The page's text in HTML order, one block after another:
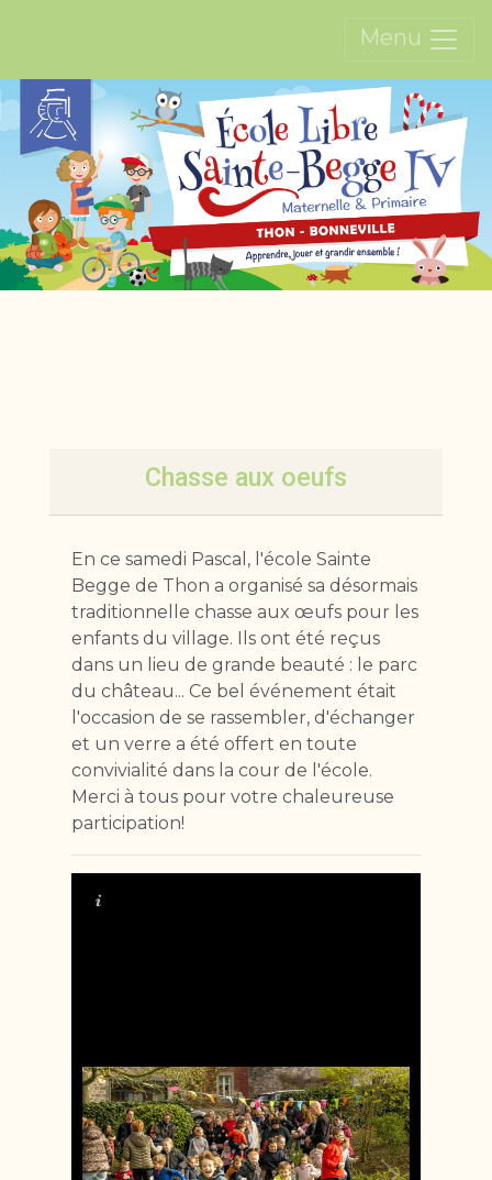
Menu
Chasse aux oeufs
En ce samedi Pascal, l'école Sainte
Begge de Thon a organisé sa désormais
traditionnelle chasse aux œufs pour les
enfants du village. Ils ont été reçus
dans un lieu de grande beauté : le parc
du château... Ce bel événement était
l'occasion de se rassembler, d'échanger
et un verre a été offert en toute
convivialité dans la cour de l'école.
Merci à tous pour votre chaleureuse
participation!